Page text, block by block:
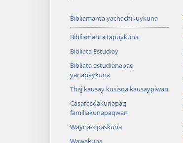
Bibliamanta yachachikuykuna
Bibliamanta tapuykuna
Bibliata Estudiay
Bibliata estudianapaq
yanapaykuna
Thaj kausay kusisqa kausaypiwan
Casarasqakunapaq
familiakunapaqwan
Wayna-sipaskuna
Wawakuna